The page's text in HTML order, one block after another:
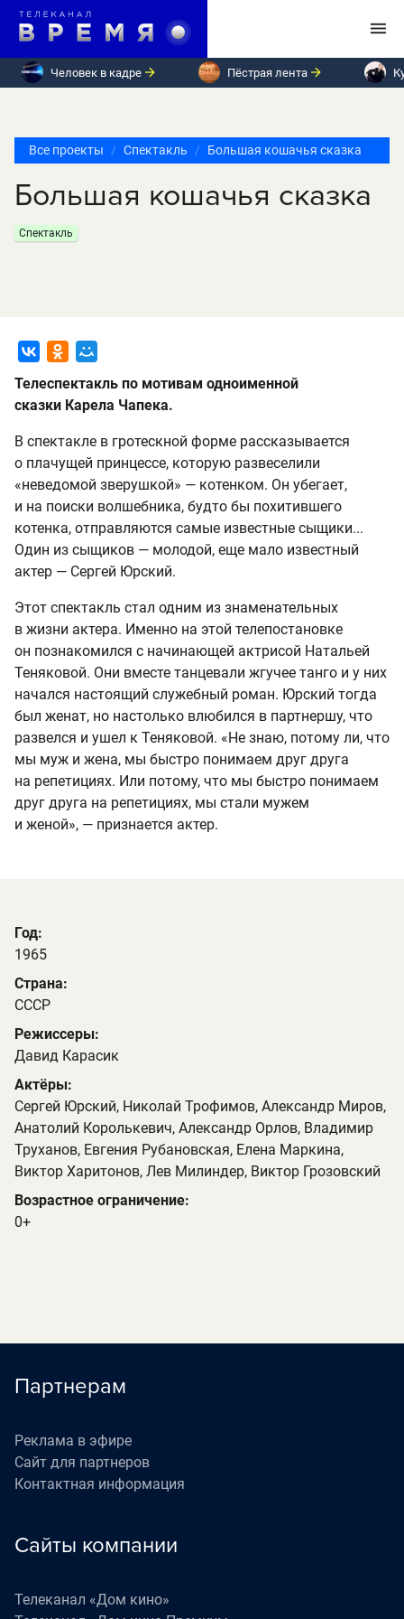
Человек в кадре Пёстрая лента
Все проекты Спектакль Большая кошачья сказка
Большая кошачья сказка
Спектакль
Телеспектакль по мотивам одноименной
сказки Карела Чапека.
В спектакле в гротескной форме рассказывается
о плачущей принцессе, которую развеселили
«неведомой зверушкой» — котенком. Он убегает,
и на поиски волшебника, будто бы похитившего
котенка, отправляются самые известные сыщики...
Один из сыщиков — молодой, еще мало известный
актер — Сергей Юрский.
Этот спектакль стал одним из знаменательных
в жизни актера. Именно на этой телепостановке
он познакомился с начинающей актрисой Натальей
Теняковой. Они вместе танцевали жгучее танго и у них
начался настоящий служебный роман. Юрский тогда
был женат, но настолько влюбился в партнершу, что
развелся и ушел к Теняковой. «Не знаю, потому ли, что
мы муж и жена, мы быстро понимаем друг друга
на репетициях. Или потому, что мы быстро понимаем
друг друга на репетициях, мы стали мужем
и женой», — признается актер.
Год:
1965
Страна:
СССР
Режиссеры:
Давид Карасик
Актёры:
Сергей Юрский, Николай Трофимов, Александр Миров,
Анатолий Королькевич, Александр Орлов, Владимир
Труханов, Евгения Рубановская, Елена Маркина,
Виктор Харитонов, Лев Милиндер, Виктор Грозовский
Возрастное ограничение:
0+
Партнерам
Реклама в эфире
Сайт для партнеров
Контактная информация
Сайты компании
Телеканал «Дом кино»